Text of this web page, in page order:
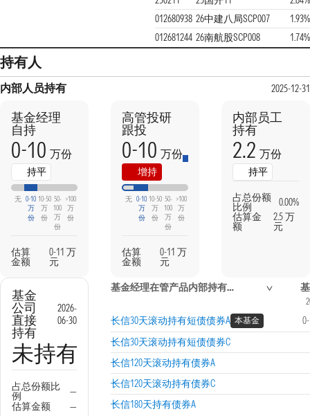
012680938 26中建八局SCP007
1.93%
012681244 26南航股SCP008 1.74%
持有人
内部人员持有 2025-12-31
基金经理
自持
0-10 万份
持平
无 0-10
万
份
10-50
万
份
50-
100
万
份
>100
万
份
估算
金额
0-11 万
元
高管投研
跟投
0-10 万份
增持
无 0-10
万
份
10-50
万
份
50-
100
万
份
>100
万
份
估算
金额
0-11 万
元
内部员工
持有
2.2 万份
持平
占总份额
比例
0.00%
估算金
额
2.5 万
元
基金
公司
直接
持有
2026-
06-30
未持有
占总份额比
例
—
估算金额
—
基金经理在管产品内部持有信息
长信30天滚动持有短债债券A 本基金
长信30天滚动持有短债债券C
长信120天滚动持有债券A
长信120天滚动持有债券C
长信180天持有债券A